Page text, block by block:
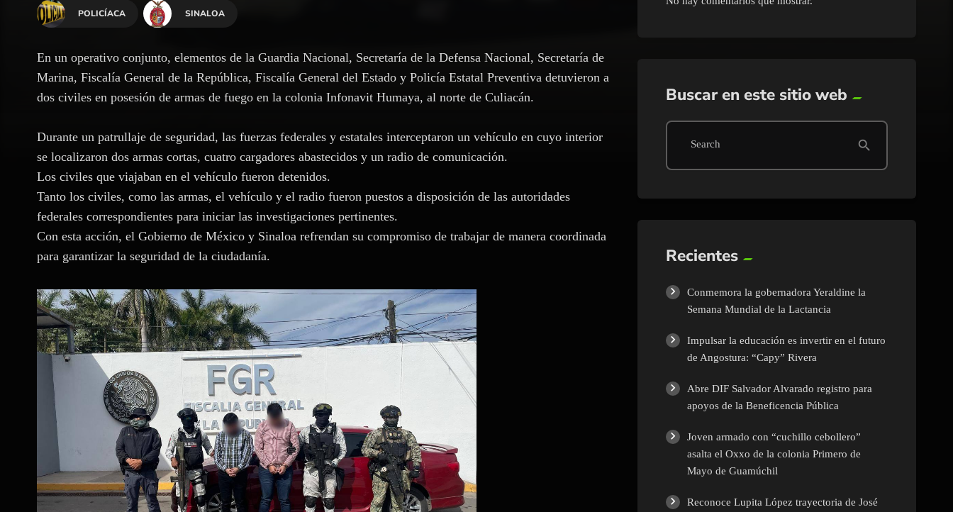
POLICÍACA SINALOA
En un operativo conjunto, elementos de la Guardia Nacional, Secretaría de la Defensa Nacional, Secretaría de
Marina, Fiscalía General de la República, Fiscalía General del Estado y Policía Estatal Preventiva detuvieron a
dos civiles en posesión de armas de fuego en la colonia Infonavit Humaya, al norte de Culiacán.
Durante un patrullaje de seguridad, las fuerzas federales y estatales interceptaron un vehículo en cuyo interior
se localizaron dos armas cortas, cuatro cargadores abastecidos y un radio de comunicación.
Los civiles que viajaban en el vehículo fueron detenidos.
Tanto los civiles, como las armas, el vehículo y el radio fueron puestos a disposición de las autoridades
federales correspondientes para iniciar las investigaciones pertinentes.
Con esta acción, el Gobierno de México y Sinaloa refrendan su compromiso de trabajar de manera coordinada
para garantizar la seguridad de la ciudadanía.
Buscar en este sitio web
Search search
Recientes
Conmemora la gobernadora Yeraldine la
Semana Mundial de la Lactancia
Impulsar la educación es invertir en el futuro
de Angostura: “Capy” Rivera
Abre DIF Salvador Alvarado registro para
apoyos de la Beneficencia Pública
Joven armado con “cuchillo cebollero”
asalta el Oxxo de la colonia Primero de
Mayo de Guamúchil
Reconoce Lupita López trayectoria de José